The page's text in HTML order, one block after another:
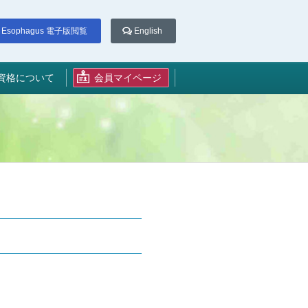
Esophagus 電子版閲覧 English
格について 会員マイページ